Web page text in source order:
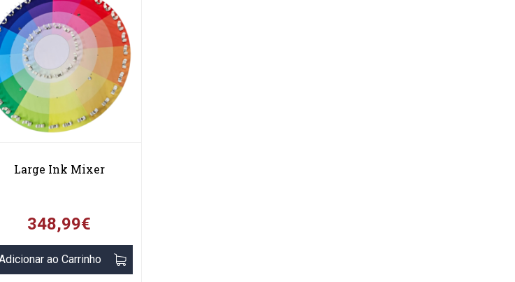
Large Ink Mixer
348,99€
ao Carrinho